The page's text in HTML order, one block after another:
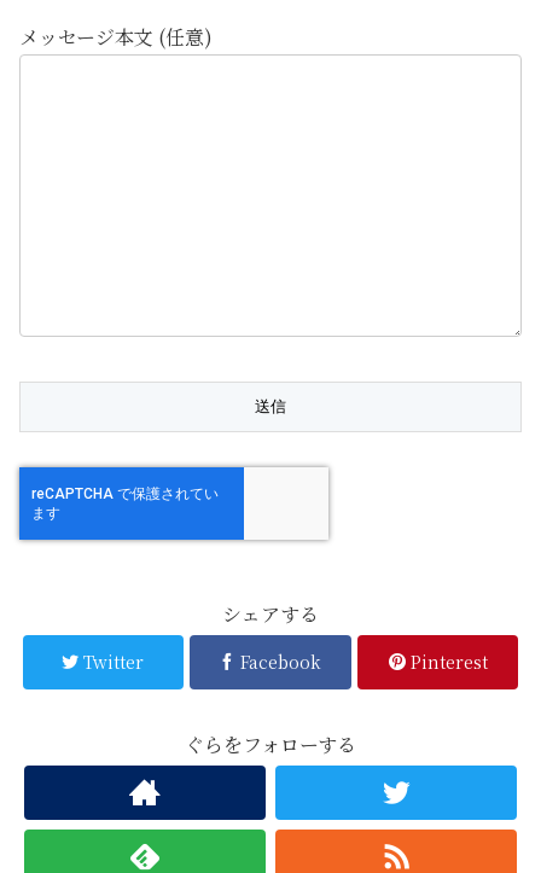
メッセージ本文 (任意)
シェアする
Twitter Facebook Pinterest
ぐらをフォローする